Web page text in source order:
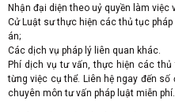
Nhận đại diện theo uỷ quyền làm
Cử Luật sư thực hiện các thủ tục
án;
Các dịch vụ pháp lý liên quan khác.
Phí dịch vụ tư vấn, thực hiện các
từng việc cụ thể. Liên hệ ngay đến
chuyên môn tư vấn pháp luật miễn phí.